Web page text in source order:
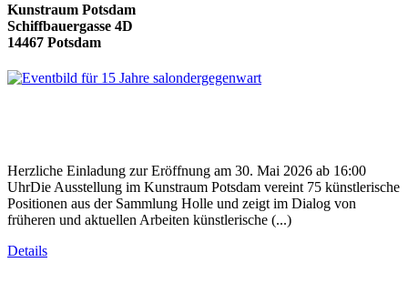
Kunstraum Potsdam
Schiffbauergasse 4D
14467 Potsdam
Herzliche Einladung zur Eröffnung am 30. Mai 2026 ab 16:00
UhrDie Ausstellung im Kunstraum Potsdam vereint 75 künstlerische
Positionen aus der Sammlung Holle und zeigt im Dialog von
früheren und aktuellen Arbeiten künstlerische (...)
Details